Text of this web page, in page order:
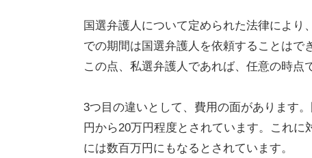
国選弁護人について定められた法律によ
での期間は国選弁護人を依頼することはで
この点、私選弁護人であれば、任意の時点
3つ目の違いとして、費用の面があります
円から20万円程度とされています。これ
には数百万円にもなるとされています。